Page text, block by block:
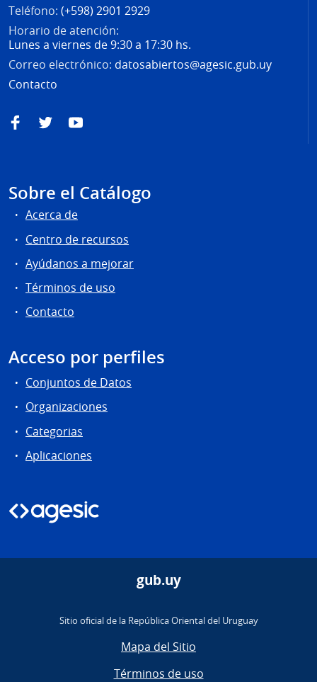
Teléfono: (+598) 2901 2929
Horario de atención:
Lunes a viernes de 9:30 a 17:30 hs.
Correo electrónico: datosabiertos@agesic.gub.uy
Contacto
FacebookTwitterYouTube
Sobre el Catálogo
Acerca de
Centro de recursos
Ayúdanos a mejorar
Términos de uso
Contacto
Acceso por perfiles
Conjuntos de Datos
Organizaciones
Categorias
Aplicaciones
gub.uy
Sitio oficial de la República Oriental del Uruguay
Mapa del Sitio
Términos de uso